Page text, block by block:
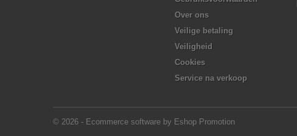
Over ons
Veilige betaling
Veiligheid
Cookies
Service na verkoop
© 2026 - Ecommerce software by Eshop Promotion